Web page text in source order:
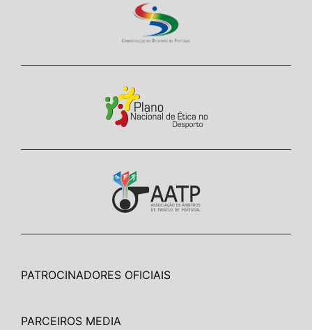
PATROCINADORES OFICIAIS
PARCEIROS MEDIA